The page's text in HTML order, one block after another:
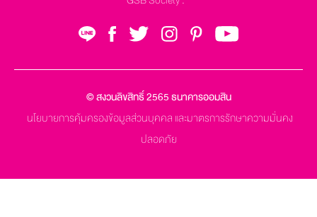
© สงวนลิขสิทธิ์ 2565ธนาคารออมสิน
นโยบายการคุ้มครองข้อมูลส่วนบุคคล และมาตรการรักษาความมั่นคง
ปลอดภัย